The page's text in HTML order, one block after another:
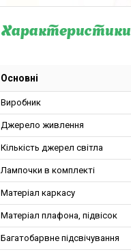
Характеристики
Основні
Виробник
Джерело живлення
Кількість джерел світла
Лампочки в комплекті
Матеріал каркасу
Матеріал плафона, підвісок
Багатобарвне підсвічування